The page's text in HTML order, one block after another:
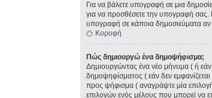
Για να βάλετε υπογραφή σε μια
για να προσθέσετε την υπογραφή σας.
υπογραφή σε κάποια δημοσιεύματα
Κορυφή
Πώς δημιουργώ ένα δημοψήφισμα;
Δημιουργώντας ένα νέο μήνυμα ( ή
δημοψηφίσματος ( εάν δεν
προς ψήφισμα ( αναγράψτε μία
επιλογών ενός μέλους που μπορεί να